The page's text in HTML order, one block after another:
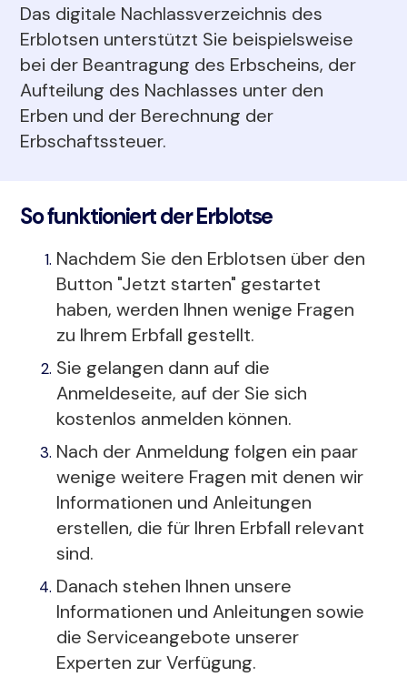
Das digitale Nachlassverzeichnis des
Erblotsen unterstützt Sie beispielsweise
bei der Beantragung des Erbscheins, der
Aufteilung des Nachlasses unter den
Erben und der Berechnung der
Erbschaftssteuer.
So funktioniert der Erblotse
Nachdem Sie den Erblotsen über den
Button "Jetzt starten" gestartet
haben, werden Ihnen wenige Fragen
zu Ihrem Erbfall gestellt.
Sie gelangen dann auf die
Anmeldeseite, auf der Sie sich
kostenlos anmelden können.
Nach der Anmeldung folgen ein paar
wenige weitere Fragen mit denen wir
Informationen und Anleitungen
erstellen, die für Ihren Erbfall relevant
sind.
Danach stehen Ihnen unsere
Informationen und Anleitungen sowie
die Serviceangebote unserer
Experten zur Verfügung.